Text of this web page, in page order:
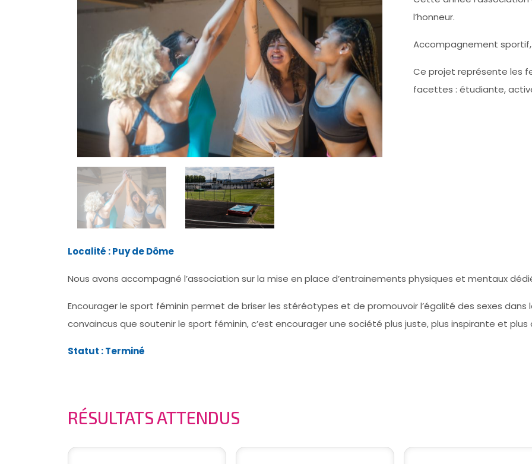
l’honneur.
Accompagnement
Ce projet représente les
facettes : étudiante,
Localité : Puy de Dôme
Nous avons accompagné l’association sur la mise en place d’entrainements physiques et mentaux
Encourager le sport féminin permet de briser les stéréotypes et de promouvoir l’égalité des sexes
convaincus que soutenir le sport féminin, c’est encourager une société plus juste, plus inspirante et plus
Statut : Terminé
RÉSULTATS ATTENDUS